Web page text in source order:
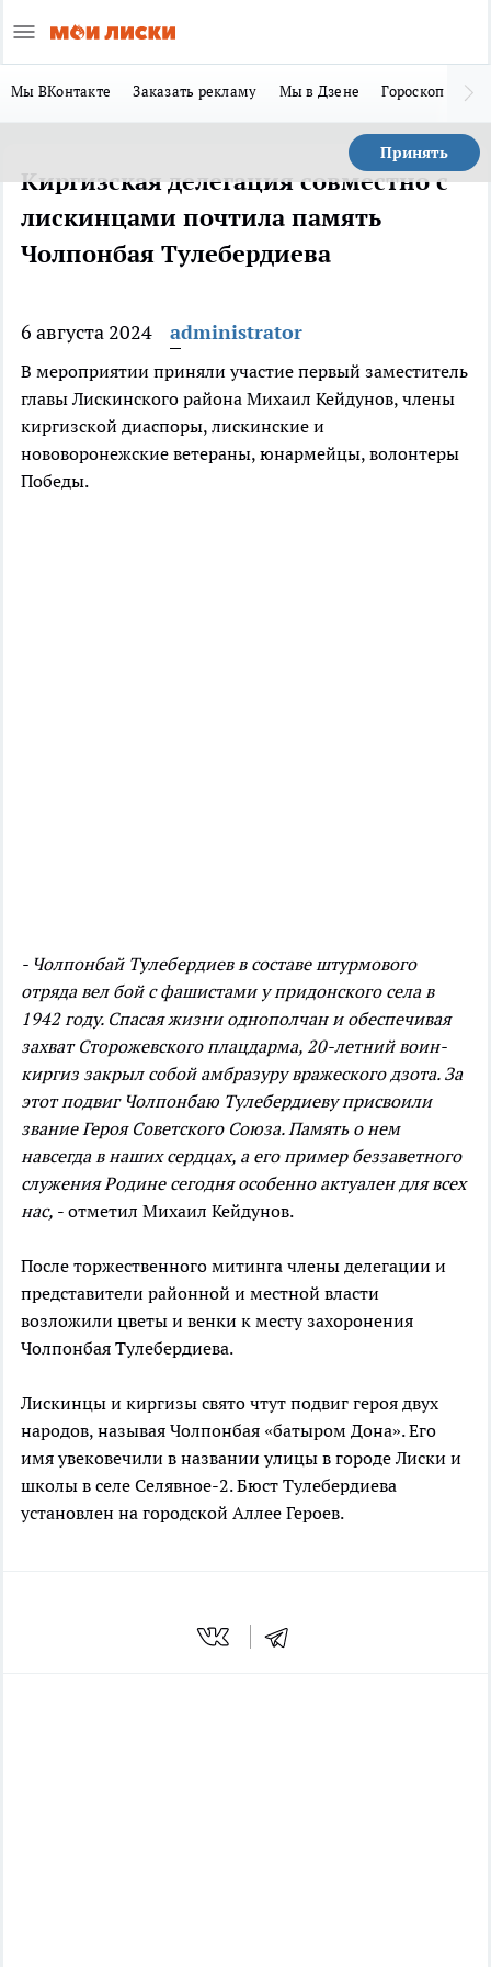
Мы ВКонтакте Заказать рекламу Мы в Дзене Гороскоп
Принять
Киргизская делегация совместно с
лискинцами почтила память
Чолпонбая Тулебердиева
6 августа 2024 administrator
В мероприятии приняли участие первый заместитель
главы Лискинского района Михаил Кейдунов, члены
киргизской диаспоры, лискинские и
нововоронежские ветераны, юнармейцы, волонтеры
Победы.
- Чолпонбай Тулебердиев в составе штурмового
отряда вел бой с фашистами у придонского села в
1942 году. Спасая жизни однополчан и обеспечивая
захват Сторожевского плацдарма, 20-летний воин-
киргиз закрыл собой амбразуру вражеского дзота. За
этот подвиг Чолпонбаю Тулебердиеву присвоили
звание Героя Советского Союза. Память о нем
навсегда в наших сердцах, а его пример беззаветного
служения Родине сегодня особенно актуален для всех
нас, - отметил Михаил Кейдунов.
После торжественного митинга члены делегации и
представители районной и местной власти
возложили цветы и венки к месту захоронения
Чолпонбая Тулебердиева.
Лискинцы и киргизы свято чтут подвиг героя двух
народов, называя Чолпонбая «батыром Дона». Его
имя увековечили в названии улицы в городе Лиски и
школы в селе Селявное-2. Бюст Тулебердиева
установлен на городской Аллее Героев.